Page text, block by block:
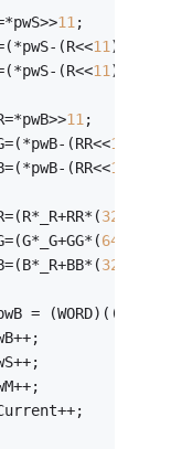
R=*pwS>>
11;
G=(*pwS-(R<<
11))>>
B=(*pwS-(R<<
11)-(G<<
RR=*pwB>>
11;
GG=(*pwB-(RR<<
11
BB=(*pwB-(RR<<
11
RR=(R*_R+RR*(
32
GG=(G*_G+GG*(
64
BB=(B*_R+BB*(
32
*pwB = (WORD)((RR<<
pwB++;
pwS++;
pwM++;
nCurrent++;